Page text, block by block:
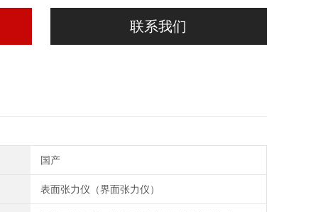
联系我们
国产
表面张力仪（界面张力仪）